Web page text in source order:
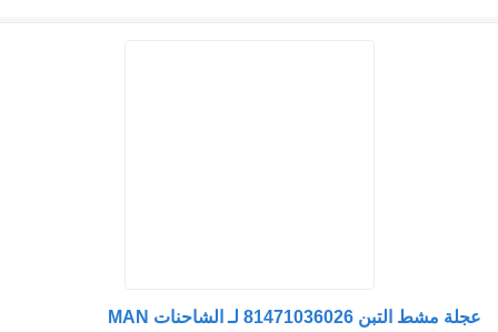
عجلة مشط التبن 81471036026 لـ الشاحنات MAN